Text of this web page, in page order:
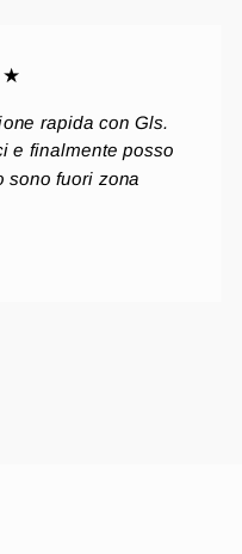
rapida con Gls.
e finalmente posso
sono fuori zona